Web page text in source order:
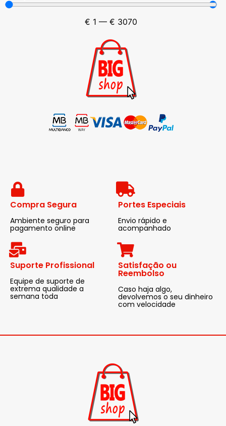
€ 1 — € 3070
Compra Segura
Ambiente seguro para
pagamento online
Portes Especiais
Envio rápido e
acompanhado
Suporte Profissional
Equipe de suporte de
extrema qualidade a
semana toda
Satisfação ou
Reembolso
Caso haja algo,
devolvemos o seu dinheiro
com velocidade